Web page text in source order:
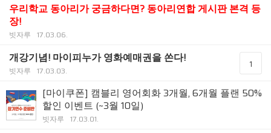
우리학교 동아리가 궁금하다면? 동아리연합 게시판 본격 등
장!
빗자루 17.03.06.
개강기념! 마이피누가 영화예매권을 쏜다!
빗자루 17.03.03.
1
[마이쿠폰] 캠블리 영어회화 3개월, 6개월 플랜 50%
할인 이벤트 (~3월 10일)
빗자루 17.03.01.